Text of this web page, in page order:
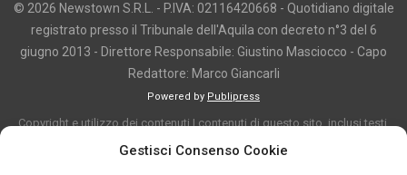
Gestisci Consenso Cookie
© 2026 Newstown S.R.L. - P.IVA: 02116420668 - Quotidiano digitale
registrato presso il Tribunale dell'Aquila con decreto n°3 del 6
giugno 2013 - Direttore Responsabile: Giustino Masciocco - Capo
Redattore: Marco Giancarli
Powered by Publipress
Copyright e utilizzo dei contenuti I contenuti di questo sito, inclusi testi,
articoli, immagini, fotografie, video e grafica, sono protetti da copyright e